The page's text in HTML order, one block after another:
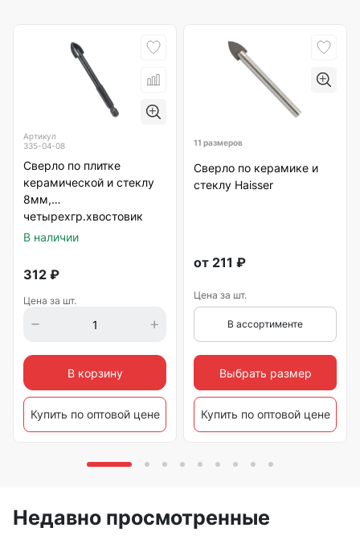
Артикул
335-04-08
Сверло по плитке
керамической и стеклу
8мм,
четырехгр.хвостовик
VERTEXTOOLS
В наличии
312 ₽
Цена за шт.
В корзину
Купить по оптовой цене
11 размеров
Сверло по керамике и
стеклу Haisser
от 211 ₽
Цена за шт.
В ассортименте
Выбрать размер
Купить по оптовой цене
Недавно просмотренные